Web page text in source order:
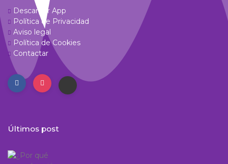
Descargar App
Política de Privacidad
Aviso legal
Política de Cookies
Contactar
Últimos post